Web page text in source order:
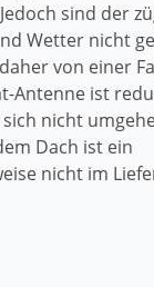
sind der
Wetter nicht
von einer
Antenne ist
nicht
Dach ist ein
nicht im